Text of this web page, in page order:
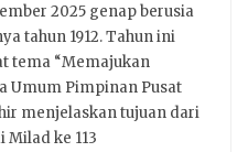
2025 genap berusia
tahun 1912. Tahun ini
tema “Memajukan
Umum Pimpinan Pusat
menjelaskan tujuan dari
ke 113